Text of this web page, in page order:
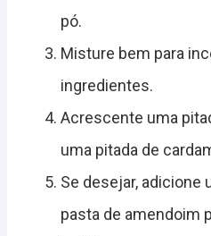
pó.
Misture bem para
ingredientes.
Acrescente uma
uma pitada de
Se desejar, adicione
pasta de amendoim